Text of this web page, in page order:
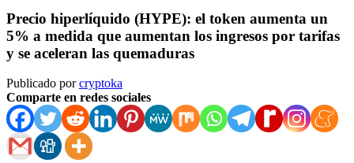
Precio hiperlíquido (HYPE): el token aumenta un
5% a medida que aumentan los ingresos por tarifas
y se aceleran las quemaduras
Publicado porcryptoka
Comparte en redes sociales